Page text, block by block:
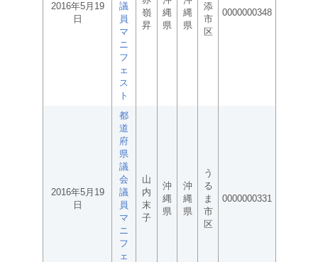
2016年5月19
日
議
員
マ
ニ
フ
ェ
ス
ト
嶺
昇
縄
県
縄
県
添
市
区
0000000348
2016年5月19
日
都
道
府
県
議
会
議
員
マ
ニ
フ
ェ
山
内
末
子
沖
縄
県
沖
縄
県
う
る
ま
市
区
0000000331